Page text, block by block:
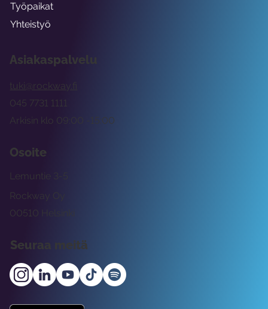
Asiakaspalvelu
tuki@rockway.fi
Arkisin klo 09:00 -15:00
045 7731 1111
Osoite
Rockway Oy
Lemuntie 3-5
00510 Helsinki
Seuraa meitä
Työpaikat
Yhteistyö